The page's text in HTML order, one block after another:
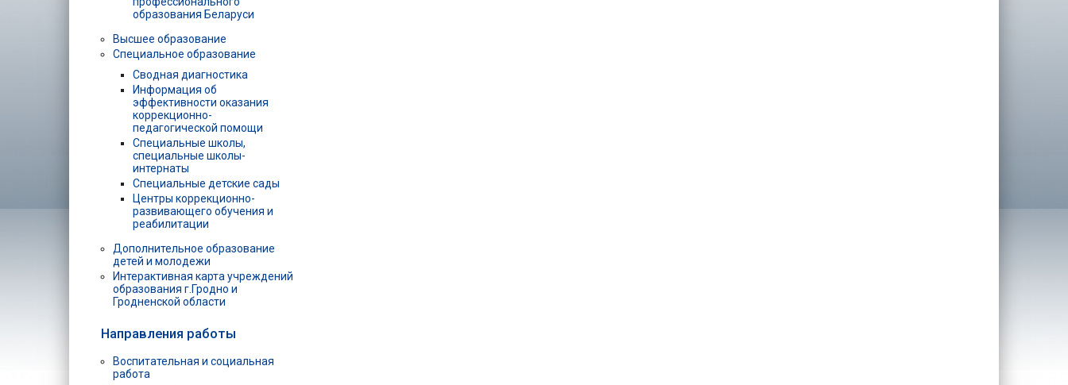
образования Беларуси
Высшее образование
Специальное образование
Сводная диагностика
Информация об
эффективности оказания
коррекционно-
педагогической помощи
Специальные школы,
специальные школы-
интернаты
Специальные детские сады
Центры коррекционно-
развивающего обучения и
реабилитации
Дополнительное образование
детей и молодежи
Интерактивная карта учреждений
образования г.Гродно и
Гродненской области
Направления работы
Воспитательная и социальная
работа